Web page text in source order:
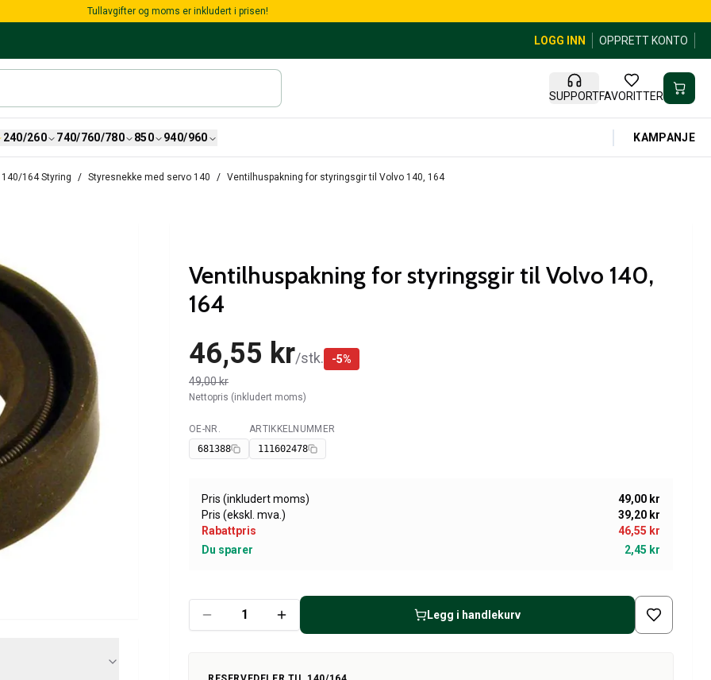
Tullavgifter og moms er inkludert i prisen!
LOGG INN OPPRETT KONTO
SUPPORTFAVORITTER
240/260 740/760/780 850 940/960 KAMPANJE
140/164 Styring Styresnekke med servo 140 Ventilhuspakning for styringsgir til Volvo 140, 164
Ventilhuspakning for styringsgir til Volvo 140,
164
46,55 kr/stk. -5%
49,00 kr
Nettopris (inkludert moms)
Tilgjengelig
OE-NR.
681388
ARTIKKELNUMMER
111602478
Pris (inkludert moms)
49,00 kr
Pris (ekskl. mva.)
39,20 kr
Rabattpris
46,55 kr
Du sparer
2,45 kr
Legg i handlekurv